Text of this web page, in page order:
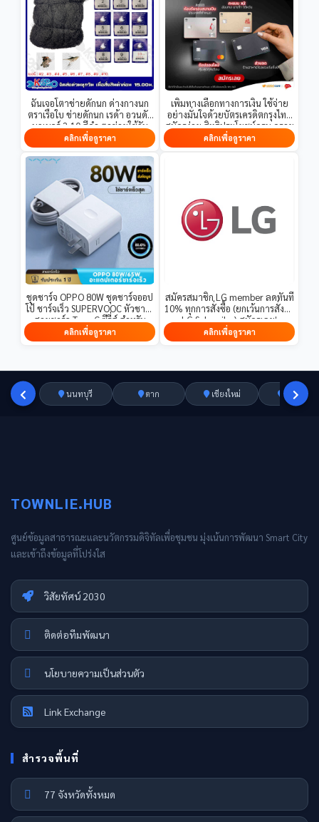
ฉันเจอโตาข่ายดักนก ด่างกางนก
ตราเรือใบ ข่ายดักนก เรด้า อวนดัก
นกเบอร์ 2-10 สีดำ ตาข่ายใช้กัน
อย่างแพร่หลายในการเกษตร รับ
ประกันคุณภาพ
คลิกเพื่อดูราคา
เพิ่มทางเลือกทางการเงิน ใช้จ่าย
อย่างมั่นใจด้วยบัตรเครดิตกรุงไทย
สมัครง่าย สิทธิประโยชน์ครบ ดูราย
ละเอียดที่ลิงก์นี้
คลิกเพื่อดูราคา
ชุดชาร์จ OPPO 80W ชุดชาร์จออป
โป้ ชาร์จเร็ว SUPERVOOC หัวชาร์จ
สายชาร์จ Type-C ซีรี่ส์ สำหรับ
Reno Realme OPPO
A74/A95/A97 【รับประกัน1ปี】
คลิกเพื่อดูราคา
สมัครสมาชิก LG member ลดทันที
10% ทุกการสั่งซื้อ (ยกเว้นการสั่งซื้อ
LG Subscribe) สมัครเลย!
คลิกเพื่อดูราคา
นนทบุรี ตาก เชียงใหม่ อ่างทอง
TOWNLIE.HUB
ศูนย์ข้อมูลสาธารณะและนวัตกรรมดิจิทัลเพื่อชุมชน มุ่งเน้นการพัฒนา Smart City
และเข้าถึงข้อมูลที่โปร่งใส
วิสัยทัศน์ 2030
ติดต่อทีมพัฒนา
นโยบายความเป็นส่วนตัว
Link Exchange
สำรวจพื้นที่
77 จังหวัดทั้งหมด